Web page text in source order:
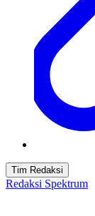
Tim Redaksi
Redaksi Spektrum